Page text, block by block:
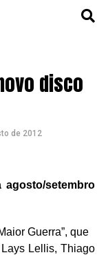
disco
de 2012
setembro
Guerra”, que
Lellis, Thiago